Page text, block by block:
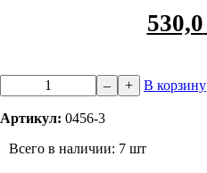
530,0
– + В корзину
Артикул: 0456-3
Всего в наличии: 7 шт